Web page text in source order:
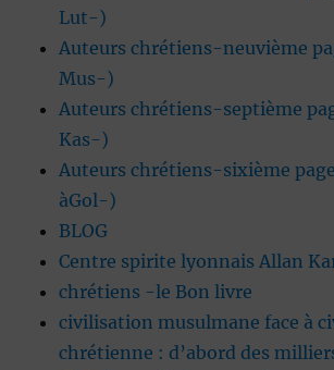
Lut-)
Auteurs chrétiens-neuvième
Mus-)
Auteurs chrétiens-septième
Kas-)
Auteurs chrétiens-sixième
àGol-)
BLOG
Centre spirite lyonnais Allan
chrétiens -le Bon livre
civilisation musulmane face à
chrétienne : d’abord des